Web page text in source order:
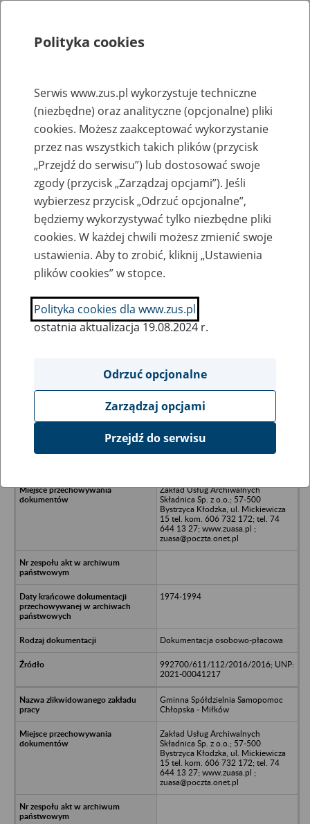
Rejestry, ewidencje i archiwa
Baza zlikwidowanych lub
przekształconych zakładów pracy
Nazwa zakładu pracy:
SZUKAJ
Ukryj wszystkie pozycje bazy
Zakład Obrotu Artykułami
Zakład Usług Archiwalnych
Składnica Sp. z o.o.; 57-500
Bystrzyca Kłodzka, ul. Mickiewicza
15 tel. kom. 606 732 172; tel. 74
644 13 27; www.zuasa.pl ;
zuasa@poczta.onet.pl
1974-1994
Dokumentacja osobowo-płacowa
992700/611/112/2016/2016; UNP:
2021-00041217
Gminna Spółdzielnia Samopomoc
Chłopska - Miłków
Zakład Usług Archiwalnych
Składnica Sp. z o.o.; 57-500
Bystrzyca Kłodzka, ul. Mickiewicza
15 tel. kom. 606 732 172; tel. 74
644 13 27; www.zuasa.pl ;
zuasa@poczta.onet.pl
Polityka cookies
Serwis www.zus.pl wykorzystuje techniczne
(niezbędne) oraz analityczne (opcjonalne) pliki
cookies. Możesz zaakceptować wykorzystanie
przez nas wszystkich takich plików (przycisk
„Przejdź do serwisu”) lub dostosować swoje
zgody (przycisk „Zarządzaj opcjami”). Jeśli
wybierzesz przycisk „Odrzuć opcjonalne”,
będziemy wykorzystywać tylko niezbędne pliki
cookies. W każdej chwili możesz zmienić swoje
ustawienia. Aby to zrobić, kliknij „Ustawienia
plików cookies” w stopce.
Polityka cookies dla www.zus.pl
ostatnia aktualizacja 19.08.2024 r.
Odrzuć opcjonalne
Zarządzaj opcjami
Przejdź do serwisu